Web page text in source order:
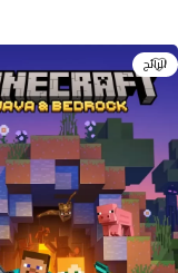
الرائج